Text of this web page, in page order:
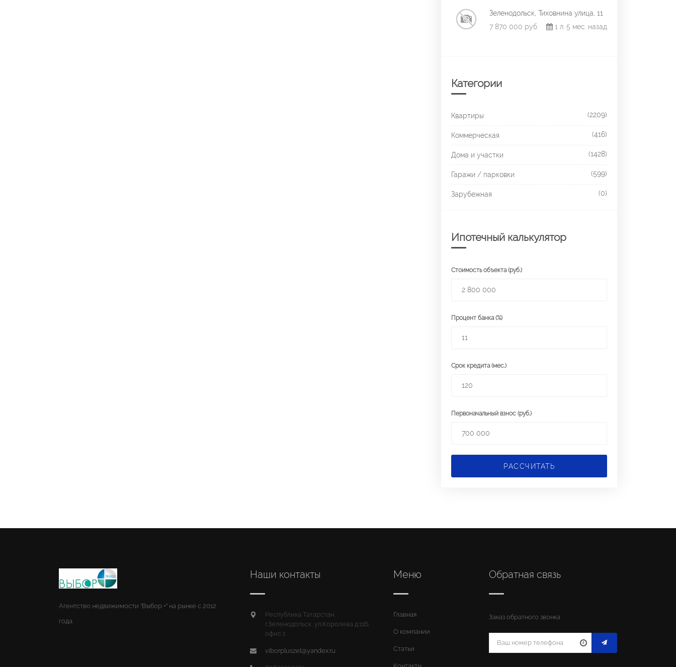
Зеленодольск, Тиховнина улица, 11
7 870 000 руб.
1 л. 5 мес. назад
Категории
Квартиры (2209)
Коммерческая (416)
Дома и участки (1428)
Гаражи / парковки (599)
Зарубежная (0)
Ипотечный калькулятор
Стоимость объекта (руб.)
Процент банка (%)
Срок кредита (мес.)
Первоначальный взнос (руб.)
РАССЧИТАТЬ
Агентство недвижимости "Выбор +" на рынке с 2012
года.
Наши контакты
Республика Татарстан,
г.Зеленодольск, ул.Королева д.11Б,
офис 1
viborpluszel@yandex.ru
Меню
Главная
О компании
Статьи
Обратная связь
Заказ обратного звонка